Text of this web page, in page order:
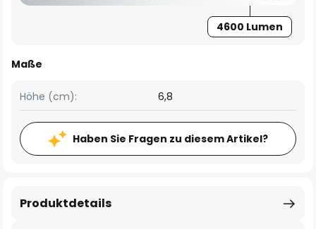
4600 Lumen
Maße
Höhe (cm): 6,8
Haben Sie Fragen zu diesem Artikel?
Produktdetails